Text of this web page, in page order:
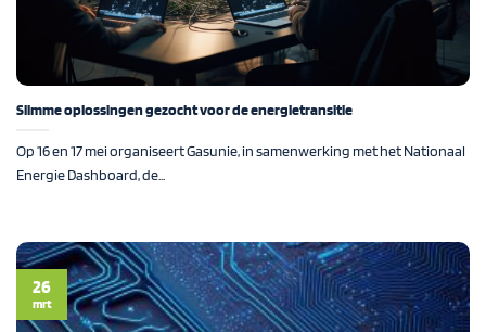
Slimme oplossingen gezocht voor de energietransitie
Op 16 en 17 mei organiseert Gasunie, in samenwerking met het Nationaal
Energie Dashboard, de...
26
mrt